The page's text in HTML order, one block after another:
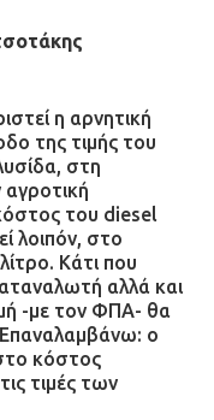
η αρνητική
της τιμής του
στη
του diesel
λοιπόν, στο
Κάτι που
αλλά και
-με τον ΦΠΑ- θα
Επαναλαμβάνω: ο
κόστος
τιμές των